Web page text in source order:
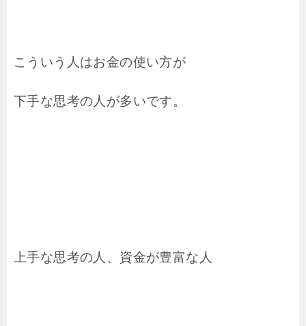
こういう人はお金の使い方が
下手な思考の人が多いです。
上手な思考の人、資金が豊富な人